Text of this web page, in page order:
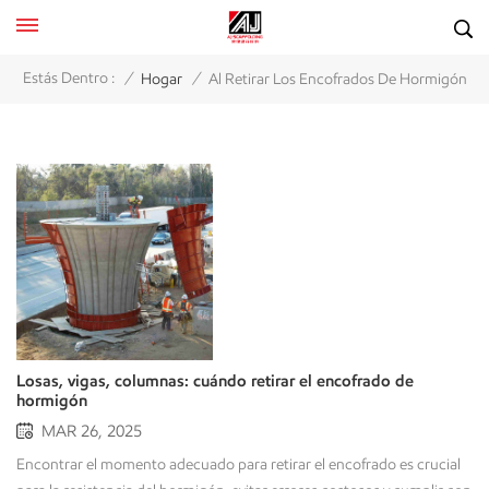
Estás Dentro : / Hogar / Al Retirar Los Encofrados De Hormigón
Losas, vigas, columnas: cuándo retirar el encofrado de
hormigón
MAR 26, 2025
Encontrar el momento adecuado para retirar el encofrado es crucial